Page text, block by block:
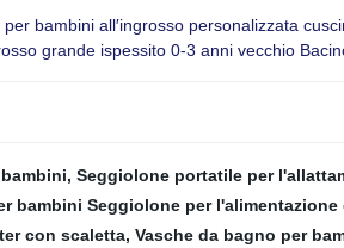
bambini all′ingrosso personalizzata
grande ispessito 0-3 anni vecchio
, Seggiolone portatile per
bambini Seggiolone per l'alimentazione
con scaletta, Vasche da bagno per